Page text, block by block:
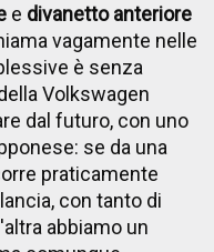
e divanetto anteriore
vagamente nelle
è senza
Volkswagen
dal futuro, con uno
se da una
praticamente
con tanto di
abbiamo un